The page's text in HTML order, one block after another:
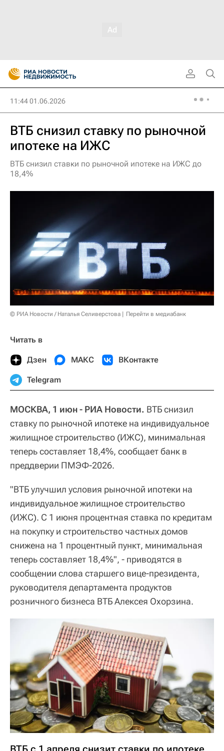
11:44 01.06.2026
ВТБ снизил ставку по рыночной
ипотеке на ИЖС
ВТБ снизил ставки по рыночной ипотеке на ИЖС до
18,4%
© РИА Новости / Наталья Селиверстова Перейти в медиабанк
Читать в
Дзен МАКС ВКонтакте
Telegram
МОСКВА, 1 июн - РИА Новости. ВТБ снизил
ставку по рыночной ипотеке на индивидуальное
жилищное строительство (ИЖС), минимальная
теперь составляет 18,4%, сообщает банк в
преддверии ПМЭФ-2026.
"ВТБ улучшил условия рыночной ипотеки на
индивидуальное жилищное строительство
(ИЖС). С 1 июня процентная ставка по кредитам
на покупку и строительство частных домов
снижена на 1 процентный пункт, минимальная
теперь составляет 18,4%", - приводятся в
сообщении слова старшего вице-президента,
руководителя департамента продуктов
розничного бизнеса ВТБ Алексея Охорзина.